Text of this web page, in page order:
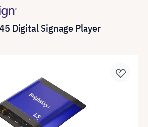
Digital Signage Player